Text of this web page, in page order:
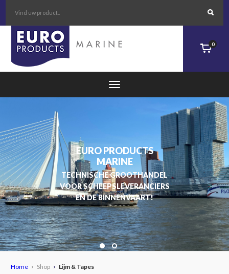
0
VOOR SCHEEPSLEVERANCIERS
EN DE BINNENVAART!
MEER DAN
Home Shop Lijm & Tapes